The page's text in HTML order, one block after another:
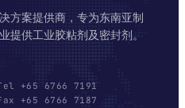
方案提供商，专为东南亚制
提供工业胶粘剂及密封剂。
+65 6766 7191
+65 6766 7187